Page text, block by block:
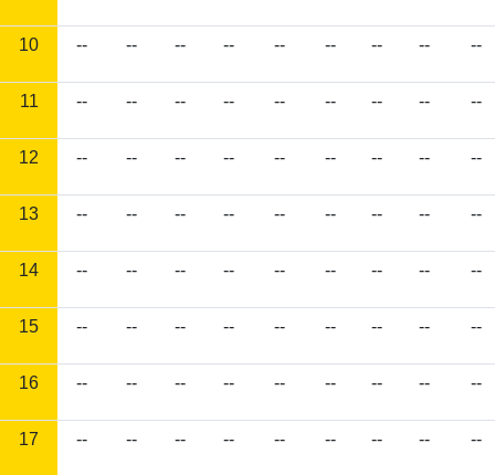
10 -- -- -- -- -- -- -- -- --
11 -- -- -- -- -- -- -- -- --
12 -- -- -- -- -- -- -- -- --
13 -- -- -- -- -- -- -- -- --
14 -- -- -- -- -- -- -- -- --
15 -- -- -- -- -- -- -- -- --
16 -- -- -- -- -- -- -- -- --
17 -- -- -- -- -- -- -- -- --